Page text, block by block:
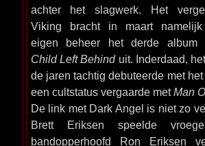
achter het slagwerk. Het
Viking bracht in maart
eigen beheer het derde album
Child Left Behinduit. Inderdaad,
de jaren tachtig debuteerde met
een cultstatus vergaarde metMan
De link met Dark Angel is niet zo
Brett Eriksen speelde
bandopperhoofd Ron Eriksen